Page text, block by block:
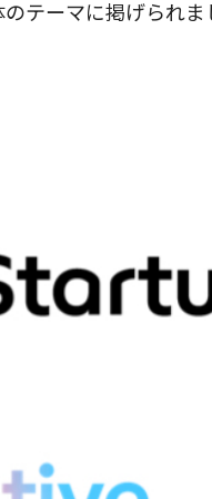
テーマに掲げられま